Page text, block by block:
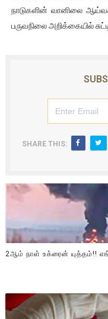
நாடுகளின் வானிலை
பருவநிலை அறிக்கையில்
SHARE THIS:
2ஆம் நாள் உக்ரைன் யுத்தம்!!